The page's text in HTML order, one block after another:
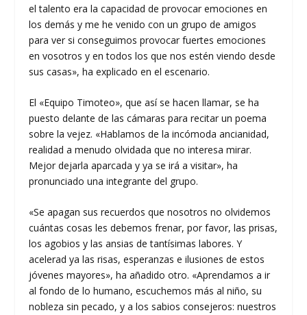
el talento era la capacidad de provocar emociones en
los demás y me he venido con un grupo de amigos
para ver si conseguimos provocar fuertes emociones
en vosotros y en todos los que nos estén viendo desde
sus casas», ha explicado en el escenario.
El «Equipo Timoteo», que así se hacen llamar, se ha
puesto delante de las cámaras para recitar un poema
sobre la vejez. «Hablamos de la incómoda ancianidad,
realidad a menudo olvidada que no interesa mirar.
Mejor dejarla aparcada y ya se irá a visitar», ha
pronunciado una integrante del grupo.
«Se apagan sus recuerdos que nosotros no olvidemos
cuántas cosas les debemos frenar, por favor, las prisas,
los agobios y las ansias de tantísimas labores. Y
acelerad ya las risas, esperanzas e ilusiones de estos
jóvenes mayores», ha añadido otro. «Aprendamos a ir
al fondo de lo humano, escuchemos más al niño, su
nobleza sin pecado, y a los sabios consejeros: nuestros